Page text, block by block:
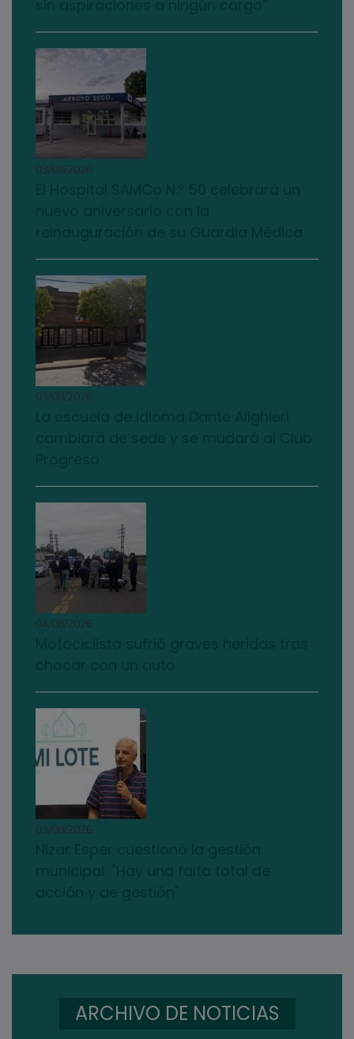
03/08/2026
03/08/2026
04/08/2026
03/08/2026
ARCHIVO DE NOTICIAS